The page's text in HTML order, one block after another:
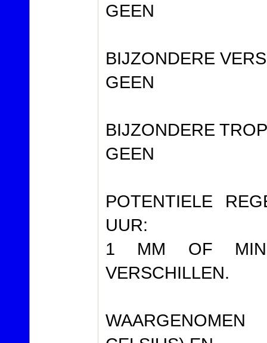
GEEN
BIJZONDERE
GEEN
BIJZONDERE
GEEN
POTENTIELE
UUR:
1 MM OF
VERSCHILLEN.